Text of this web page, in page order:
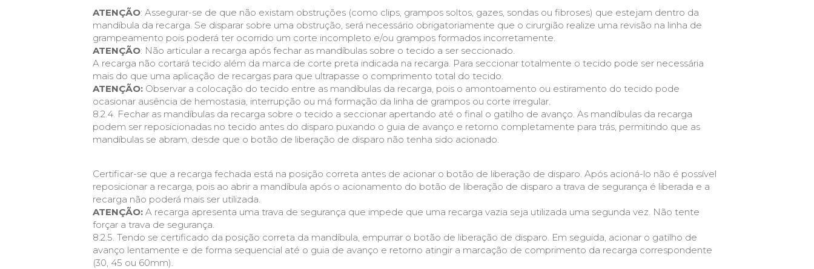
ATENÇÃO: Assegurar-se de que não existam obstruções (como clips, grampos soltos, gazes, sondas ou fibroses) que estejam dentro da
mandíbula da recarga. Se disparar sobre uma obstrução, será necessário obrigatoriamente que o cirurgião realize uma revisão na linha de
grampeamento pois poderá ter ocorrido um corte incompleto e/ou grampos formados incorretamente.
ATENÇÃO: Não articular a recarga após fechar as mandíbulas sobre o tecido a ser seccionado.
A recarga não cortará tecido além da marca de corte preta indicada na recarga. Para seccionar totalmente o tecido pode ser necessária
mais do que uma aplicação de recargas para que ultrapasse o comprimento total do tecido.
ATENÇÃO:Observar a colocação do tecido entre as mandíbulas da recarga, pois o amontoamento ou estiramento do tecido pode
ocasionar ausência de hemostasia, interrupção ou má formação da linha de grampos ou corte irregular.
8.2.4. Fechar as mandíbulas da recarga sobre o tecido a seccionar apertando até o final o gatilho de avanço. As mandíbulas da recarga
podem ser reposicionadas no tecido antes do disparo puxando o guia de avanço e retorno completamente para trás, permitindo que as
mandíbulas se abram, desde que o botão de liberação de disparo não tenha sido acionado.
Certificar-se que a recarga fechada está na posição correta antes de acionar o botão de liberação de disparo. Após acioná-lo não é possível
reposicionar a recarga, pois ao abrir a mandíbula após o acionamento do botão de liberação de disparo a trava de segurança é liberada e a
recarga não poderá mais ser utilizada.
ATENÇÃO:A recarga apresenta uma trava de segurança que impede que uma recarga vazia seja utilizada uma segunda vez. Não tente
forçar a trava de segurança.
8.2.5. Tendo se certificado da posição correta da mandíbula, empurrar o botão de liberação de disparo. Em seguida, acionar o gatilho de
avanço lentamente e de forma sequencial até o guia de avanço e retorno atingir a marcação de comprimento da recarga correspondente
(30, 45 ou 60mm).